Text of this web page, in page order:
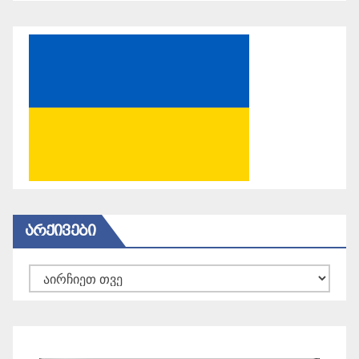
ᲐᲠᲥᲘᲕᲔᲑᲘ
არქივები